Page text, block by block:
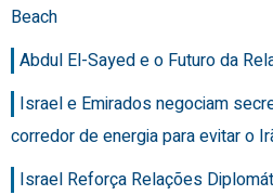
Beach
Abdul El-Sayed e o Futuro da
Israel e Emirados negociam
corredor de energia para evitar o
Israel Reforça Relações